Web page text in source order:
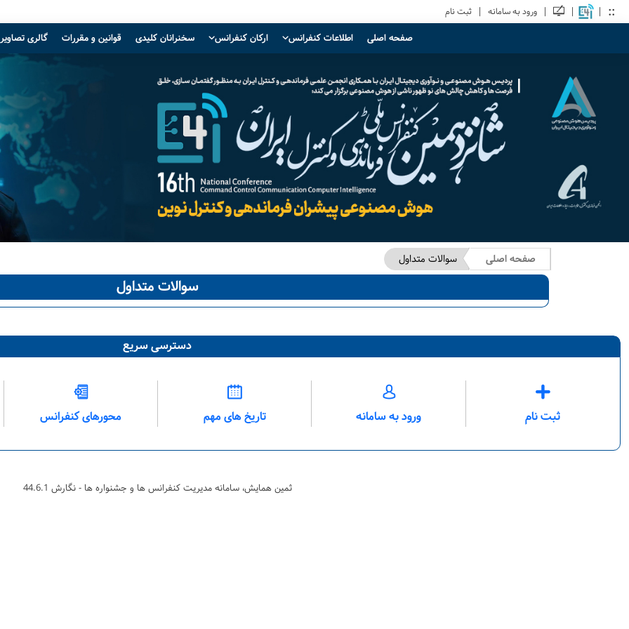
::
|
|
| ورود به سامانه | ثبت نام
صفحه اصلی
اطلاعات کنفرانس ارکان کنفرانس سخنرانان کلیدی قوانین و مقررات گالری تصاویر
صفحه اصلی سوالات متداول
سوالات متداول
دسترسی سریع
ثبت نام ورود به سامانه تاریخ های مهم محورهای کنفرانس
ثمین همایش، سامانه مدیریت کنفرانس ها و جشنواره ها - نگارش 44.6.1